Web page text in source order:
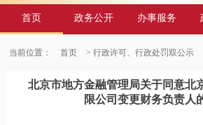
首页 政务公开 办事服务
当前位置： 首页 > 行政许可、行政处罚双公示
北京市地方金融管理局关于同意北
限公司变更财务负责人